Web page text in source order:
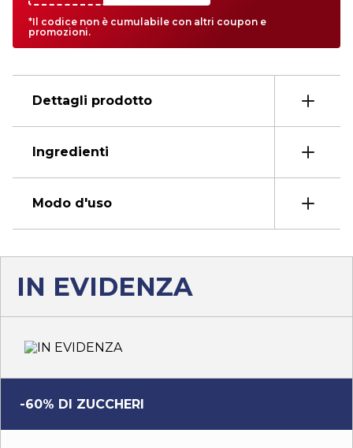
*Il codice non è cumulabile con altri coupon e
promozioni.
Dettagli prodotto
Ingredienti
Modo d'uso
IN EVIDENZA
-60% DI ZUCCHERI